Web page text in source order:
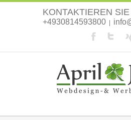
KONTAKTIEREN
+4930814593800